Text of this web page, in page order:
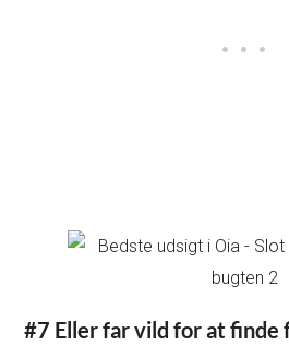
#7 Eller far vild for at finde